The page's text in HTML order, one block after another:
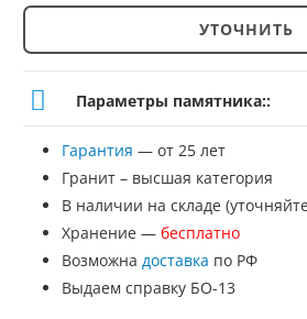
Количество
товара
Памятник
№СТ-159
УТОЧНИТЬ
Параметры памятника::
Гарантия — от 25 лет
Гранит – высшая категория
В наличии на складе
Хранение — бесплатно
Возможна доставка по РФ
Выдаем справку БО-13